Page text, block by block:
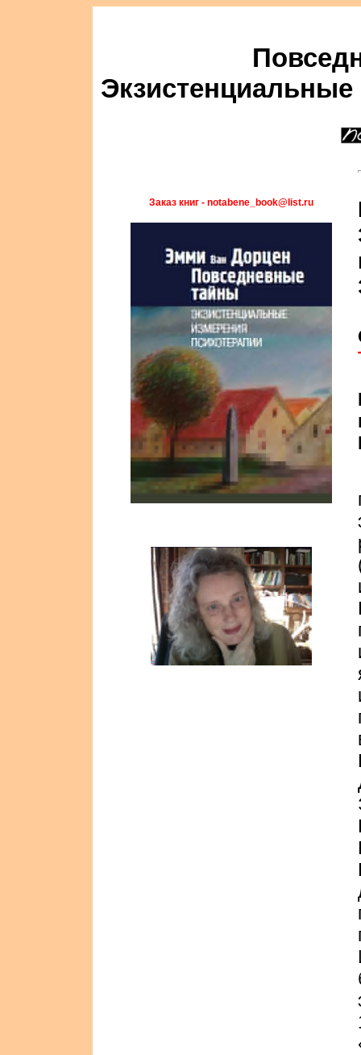
Экзистенциальные
Заказ книг - notabene_book@list.ru